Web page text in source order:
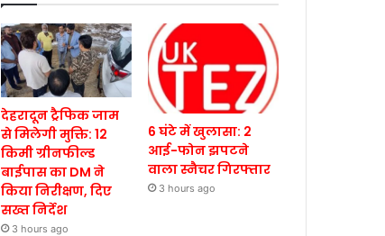
देहरादून ट्रैफिक जाम
से मिलेगी मुक्ति: 12
किमी ग्रीनफील्ड
बाईपास का DM ने
किया निरीक्षण, दिए
सख्त निर्देश
3 hours ago
6 घंटे में खुलासा: 2
आई-फोन झपटने
वाला स्नैचर गिरफ्तार
3 hours ago